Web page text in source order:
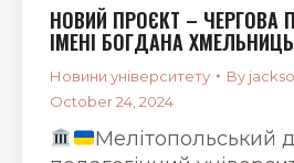
НОВИЙ ПРОЄКТ – ЧЕРГОВА
ІМЕНІ БОГДАНА
Новини університету By
October 24, 2024
Мелітопольський